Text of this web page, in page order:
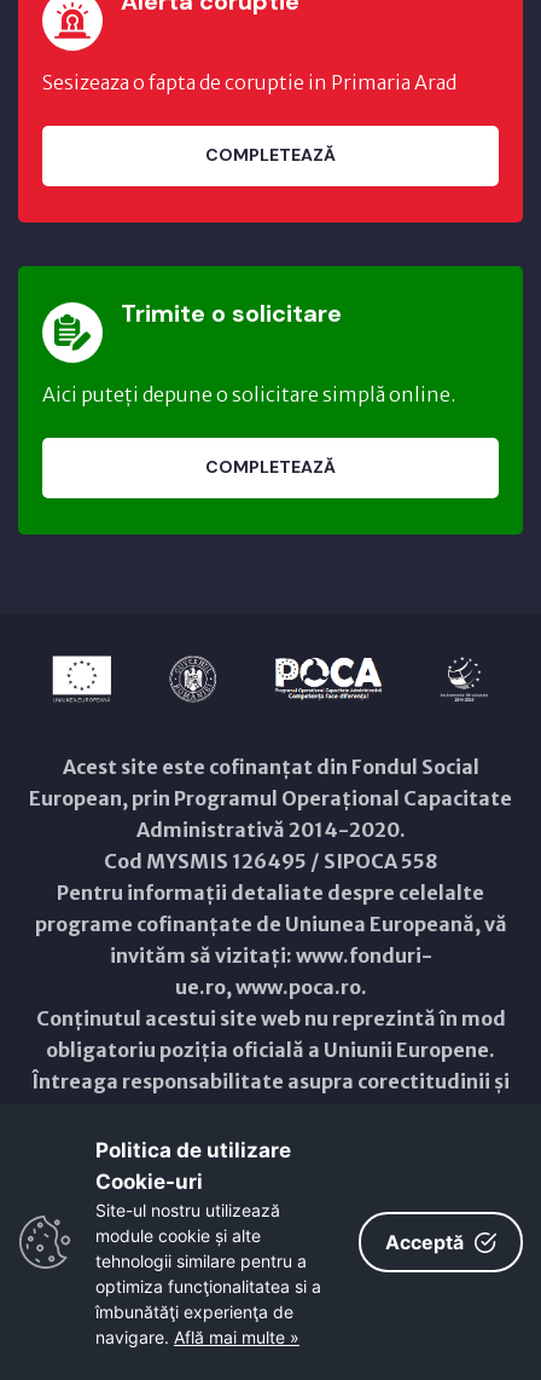
Sesizeaza o fapta de coruptie in Primaria Arad
COMPLETEAZĂ
Trimite o solicitare
Aici puteți depune o solicitare simplă online.
COMPLETEAZĂ
Acest site este cofinanțat din Fondul Social
European, prin Programul Operațional Capacitate
Administrativă 2014-2020.
Cod MYSMIS 126495 / SIPOCA 558
Pentru informații detaliate despre celelalte
programe cofinanțate de Uniunea Europeană, vă
invităm să vizitați: www.fonduri-
ue.ro,www.poca.ro.
Conținutul acestui site web nu reprezintă în mod
obligatoriu poziția oficială a Uniunii Europene.
Întreaga responsabilitate asupra corectitudinii și
inițiatorilor site-ului web.
Copyright © 2021 - 2026 -Primăria Municipiului ARAD
ResponsiveVoice used under
Non-Commercial License
Politica de utilizare
Cookie-uri‎
Site-ul nostru utilizează
module cookie și alte
tehnologii similare pentru a
optimiza funcţionalitatea si a
îmbunătăţi experienţa de
navigare. Află mai multe »
Acceptă